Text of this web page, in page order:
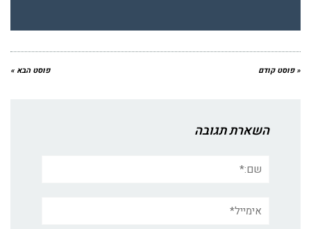
« פוסט קודם פוסט הבא »
השארת תגובה